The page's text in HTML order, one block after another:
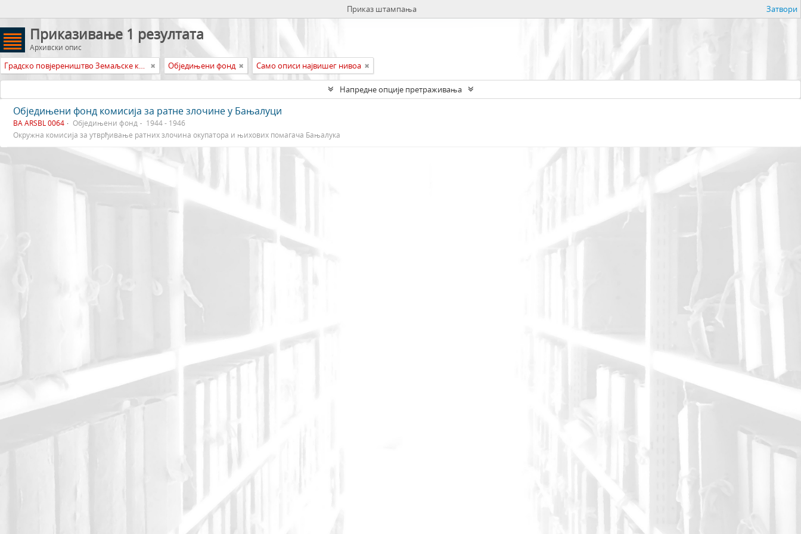
Приказ штампања Затвори
Приказивање 1 резултата
Архивски опис
Градско повјереништво Земаљске комисије Босне и Херцеговине за утврђивање ратних злочина окупатора и њихових помагача Бањалука Обједињени фонд Само описи највишег нивоа
Напредне опције претраживања
Обједињени фонд комисија за ратне злочине у Бањалуци
BA ARSBL 0064 Обједињени фонд
1944 - 1946
Окружна комисија за утврђивање ратних злочина окупатора и њихових помагача Бањалука